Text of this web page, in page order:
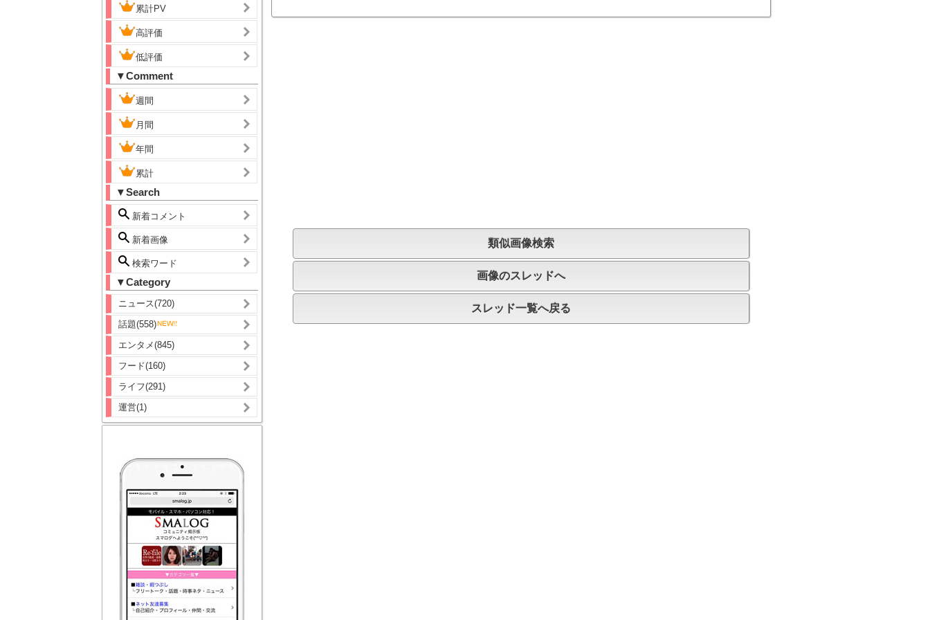
累計PV
高評価
低評価
▼Comment
週間
月間
年間
累計
▼Search
新着コメント
新着画像
検索ワード
▼Category
ニュース(720)
話題(558)
エンタメ(845)
フード(160)
ライフ(291)
運営(1)
類似画像検索
画像のスレッドへ
スレッド一覧へ戻る